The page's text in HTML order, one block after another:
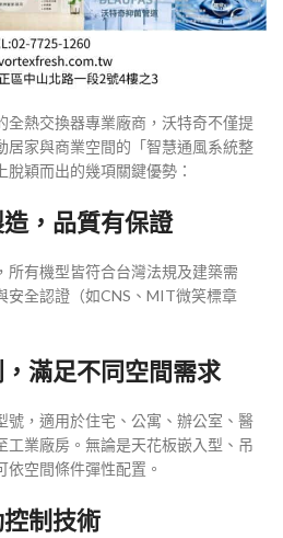
全熱交換器專業廠商，沃特奇不僅提
居家與商業空間的「智慧通風系統整
穎而出的幾項關鍵優勢：
，品質有保證
所有機型皆符合台灣法規及建築需
安全認證（如CNS、MIT微笑標章
滿足不同空間需求
號，適用於住宅、公寓、辦公室、醫
工業廠房。無論是天花板嵌入型、吊
空間條件彈性配置。
制技術